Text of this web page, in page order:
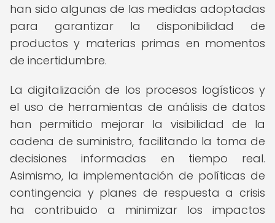
han sido algunas de las medidas adoptadas
para garantizar la disponibilidad de
productos y materias primas en momentos
de incertidumbre.
La digitalización de los procesos logísticos y
el uso de herramientas de análisis de datos
han permitido mejorar la visibilidad de la
cadena de suministro, facilitando la toma de
decisiones informadas en tiempo real.
Asimismo, la implementación de políticas de
contingencia y planes de respuesta a crisis
ha contribuido a minimizar los impactos